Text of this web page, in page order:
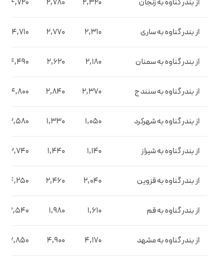
از بندر گناوه به زنجان 2,320
2,780
4,720
از بندر گناوه به ساری 2,310
2,770
4,710
از بندر گناوه به سمنان 2,180
2,620
4,490
از بندر گناوه به سنندج 2,370
2,840
4,800
از بندر گناوه به شهرکرد 1,050
1,330
2,580
از بندر گناوه به شیراز 1,140
1,440
2,740
از بندر گناوه به قزوین 2,040
2,460
4,250
از بندر گناوه به قم 1,610
1,980
3,540
از بندر گناوه به مشهد 4,170
4,900
7,850